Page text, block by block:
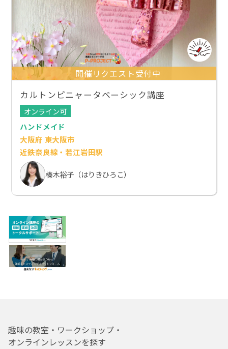
開催リクエスト受付中
カルトンピニャータベーシック講座
オンライン可
ハンドメイド
大阪府 東大阪市
近鉄奈良線・若江岩田駅
榛木裕子（はりきひろこ）
趣味の教室・ワークショップ・
オンラインレッスンを探す